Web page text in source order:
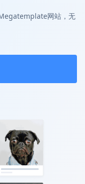
网站，无